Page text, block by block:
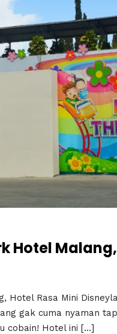
Hotel
Hotel Rasa Mini
gak cuma nyaman
cobain! Hotel ini […]